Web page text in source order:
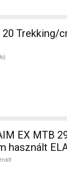
20 Trekking/
EX MTB
használt